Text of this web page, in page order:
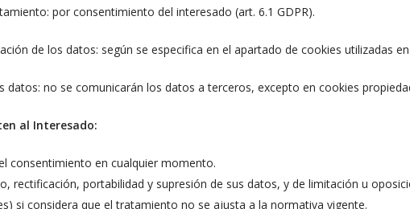
por consentimiento del interesado (art. 6.1 GDPR).
de los datos: según se especifica en el apartado de cookies utilizadas
datos: no se comunicarán los datos a terceros, excepto en cookies
al Interesado:
consentimiento en cualquier momento.
rectificación, portabilidad y supresión de sus datos, y de limitación u
si considera que el tratamiento no se ajusta a la normativa vigente.